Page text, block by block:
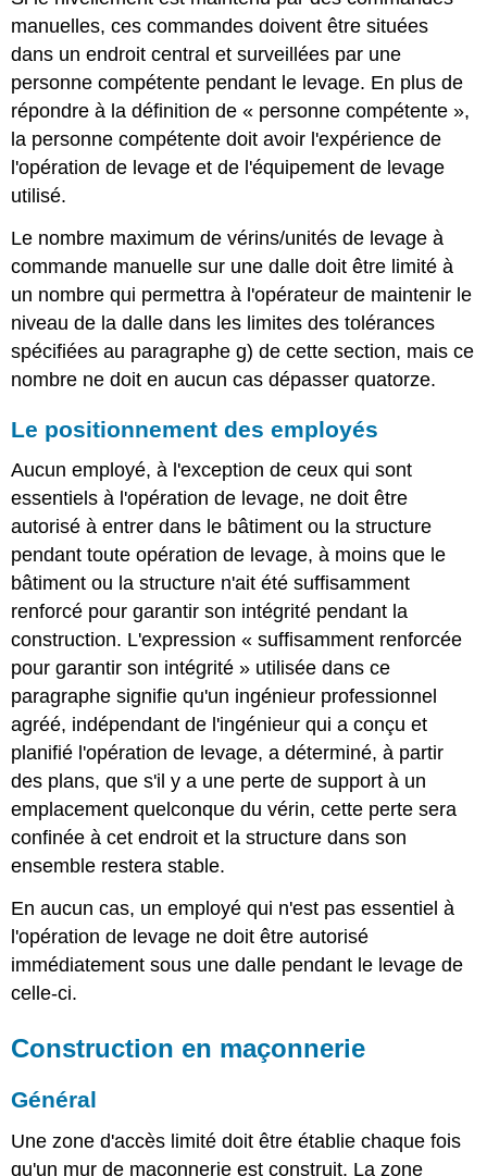
manuelles, ces commandes doivent être situées
dans un endroit central et surveillées par une
personne compétente pendant le levage. En plus de
répondre à la définition de « personne compétente »,
la personne compétente doit avoir l'expérience de
l'opération de levage et de l'équipement de levage
utilisé.
Le nombre maximum de vérins/unités de levage à
commande manuelle sur une dalle doit être limité à
un nombre qui permettra à l'opérateur de maintenir le
niveau de la dalle dans les limites des tolérances
spécifiées au paragraphe g) de cette section, mais ce
nombre ne doit en aucun cas dépasser quatorze.
Le positionnement des employés
Aucun employé, à l'exception de ceux qui sont
essentiels à l'opération de levage, ne doit être
autorisé à entrer dans le bâtiment ou la structure
pendant toute opération de levage, à moins que le
bâtiment ou la structure n'ait été suffisamment
renforcé pour garantir son intégrité pendant la
construction. L'expression « suffisamment renforcée
pour garantir son intégrité » utilisée dans ce
paragraphe signifie qu'un ingénieur professionnel
agréé, indépendant de l'ingénieur qui a conçu et
planifié l'opération de levage, a déterminé, à partir
des plans, que s'il y a une perte de support à un
emplacement quelconque du vérin, cette perte sera
confinée à cet endroit et la structure dans son
ensemble restera stable.
En aucun cas, un employé qui n'est pas essentiel à
l'opération de levage ne doit être autorisé
immédiatement sous une dalle pendant le levage de
celle-ci.
Construction en maçonnerie
Général
Une zone d'accès limité doit être établie chaque fois
qu'un mur de maçonnerie est construit. La zone